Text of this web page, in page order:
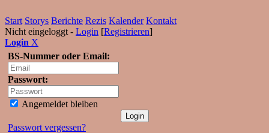
Start Storys Berichte Rezis Kalender Kontakt
Nicht eingeloggt - Login [Registrieren]
Login X
BS-Nummer oder Email:
Passwort:
Angemeldet bleiben
Passwort vergessen?